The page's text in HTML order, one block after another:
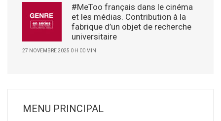
#MeToo français dans le cinéma
et les médias. Contribution à la
fabrique d’un objet de recherche
universitaire
27 NOVEMBRE 2025 0 H 00 MIN
MENU PRINCIPAL